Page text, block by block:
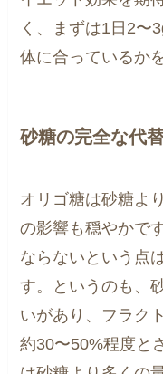
く、まずは1日2〜
体に合っているか
砂糖の完全な代
オリゴ糖は砂糖よ
の影響も穏やかで
ならないという点
す。というのも、
いがあり、フラク
約30〜50%程度と